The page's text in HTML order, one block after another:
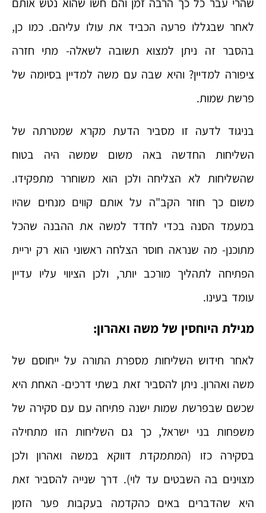
שהרי עבר כל כך הרבה זמן והם חשו שהוא נטש אותם
לאחר שבגללו פרעה הכביד את עולו עליהם. כמו כן,
בהסבר זה ניתן למצוא תשובה לשאלה- מתי חזרה
ציפורה למדיין? והיא שבה עם משה למדיין בסיומה של
פרשת שמות.
בניגוד לדעה זו מסביר הדעת מקרא שמטרתה של
השליחות החדשה באה משום שמשה היה בטוח
שהשליחות לא הצליחה ולכן הוא משוחרר מתפקידו.
משום כך חוזר הקב"ה על אותם קווים מנחים שהיו
במעמד הסנה בכדי לחדד למשה את ההבנה שהכל
מתוכנן- מה שנראה חוסר הצלחה ראשוני הוא רק יריית
הפתיחה לתהליך מורכב יותר, ולכן הציווי עליו עדיין
עומד בעינו.
מגילת היוחסין של משה ואהרון:
לאחר חידוש השליחות מספרת התורה על ייחוסם של
משה ואהרון. ניתן להסביר זאת בשתי דרכים- האחת היא
שכשם שבפרשת שמות ישנה פתיחה עם עם סקירה של
משפחות בני ישראל, כך גם השליחות הזו מתחילה
בסקירה כזו (המתמקדת דווקא במשה ואהרון ולכן
מצוינים בה השבטים עד לוי). דרך שנייה להסביר זאת
היא שהדברים באים כהקדמה בעקבות פער הזמן